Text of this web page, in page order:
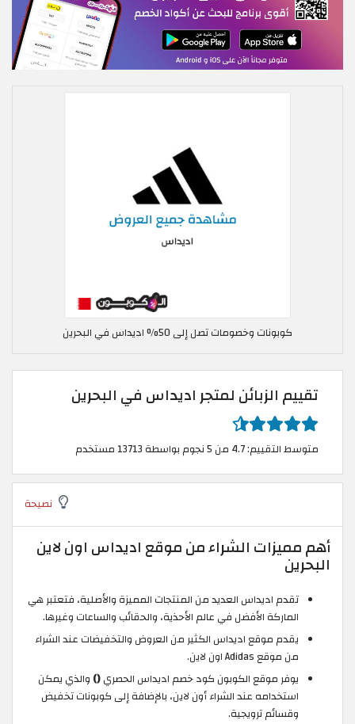
كوبونات وخصومات تصل إلى 50% اديداس في البحرين
تقييم الزبائن لمتجر اديداس في البحرين
متوسط التقييم: 4.7 من 5 نجوم بواسطة 13713 مستخدم
نصيحة
أهم مميزات الشراء من موقع اديداس اون لاين
البحرين
تقدم اديداس العديد من المنتجات المميزة والأصلية، فتعتبر هي
الماركة الأفضل في عالم الأحذية، والحقائب والساعات وغيرها.
يقدم موقع اديداس الكثير من العروض والتخفيضات عند الشراء
من موقع Adidas اون لاين.
يوفر موقع الكوبون كود خصم اديداس الحصري() والذي يمكن
استخدامه عند الشراء أون لاين، بالإضافة إلى كوبونات تخفيض
وقسائم ترويجية.